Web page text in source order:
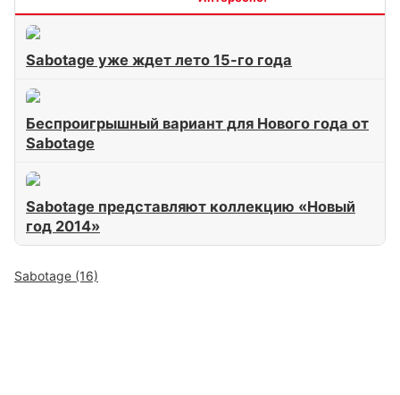
Sabotage уже ждет лето 15-го года
Беспроигрышный вариант для Нового года от
Sabotage
Sabotage представляют коллекцию «Новый
год 2014»
Sabotage (16)